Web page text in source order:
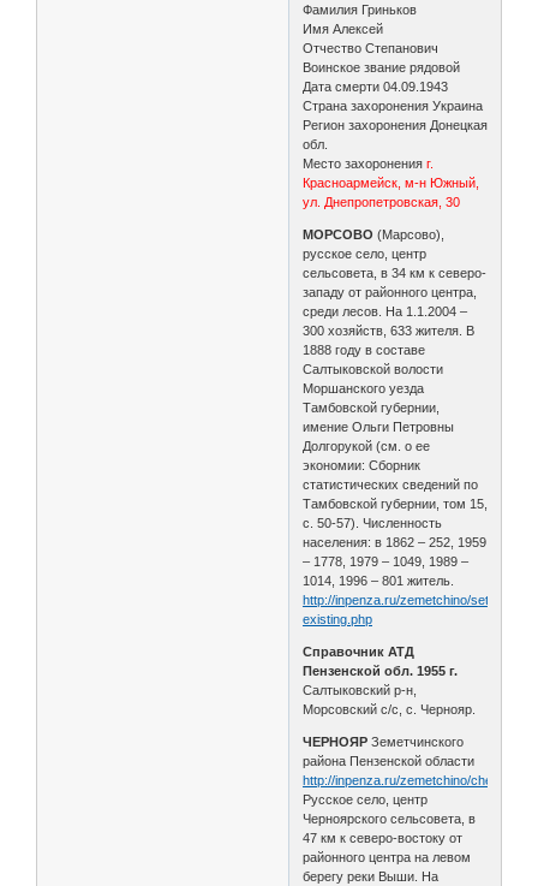
Фамилия Гриньков
Имя Алексей
Отчество Степанович
Воинское звание рядовой
Дата смерти 04.09.1943
Страна захоронения Украина
Регион захоронения Донецкая
обл.
Место захороненияг.
Красноармейск, м-н Южный,
ул. Днепропетровская, 30
МОРСОВО (Марсово),
русское село, центр
сельсовета, в 34 км к северо-
западу от районного центра,
среди лесов. На 1.1.2004 –
300 хозяйств, 633 жителя. В
1888 году в составе
Салтыковской волости
Моршанского уезда
Тамбовской губернии,
имение Ольги Петровны
Долгорукой (см. о ее
экономии: Сборник
статистических сведений по
Тамбовской губернии, том 15,
с. 50-57). Численность
населения: в 1862 – 252, 1959
– 1778, 1979 – 1049, 1989 –
1014, 1996 – 801 житель.
http://inpenza.ru/zemetchino/
existing.php
Справочник АТД
Пензенской обл. 1955 г.
Салтыковский р-н,
Морсовский с/с, с. Чернояр.
ЧЕРНОЯР Земетчинского
района Пензенской области
http://inpenza.ru/zemetchino/
Русское село, центр
Черноярского сельсовета, в
47 км к северо-востоку от
районного центра на левом
берегу реки Выши. На